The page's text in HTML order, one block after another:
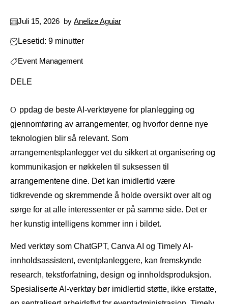
Juli 15, 2026 by Anelize Aguiar
Lesetid: 9 minutter
Event Management
DELE
Oppdag de beste AI-verktøyene for planlegging og
gjennomføring av arrangementer, og hvorfor denne nye
teknologien blir så relevant. Som
arrangementsplanlegger vet du sikkert at organisering og
kommunikasjon er nøkkelen til suksessen til
arrangementene dine. Det kan imidlertid være
tidkrevende og skremmende å holde oversikt over alt og
sørge for at alle interessenter er på samme side. Det er
her kunstig intelligens kommer inn i bildet.
Med verktøy som ChatGPT, Canva AI og Timely AI-
innholdsassistent, eventplanleggere, kan fremskynde
research, tekstforfatning, design og innholdsproduksjon.
Spesialiserte AI-verktøy bør imidlertid støtte, ikke erstatte,